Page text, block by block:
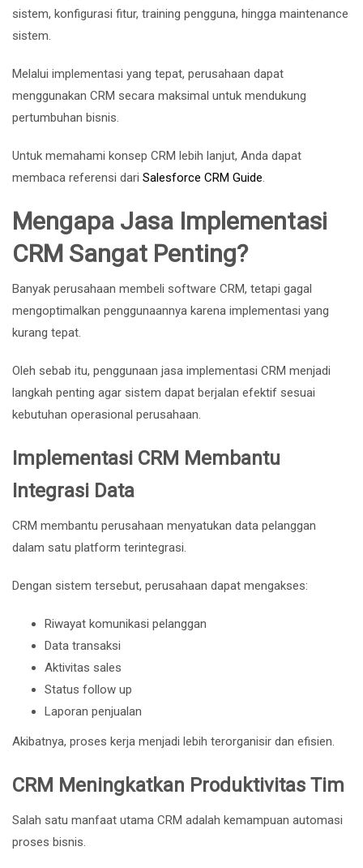
sistem, konfigurasi fitur, training pengguna, hingga maintenance
sistem.
Melalui implementasi yang tepat, perusahaan dapat
menggunakan CRM secara maksimal untuk mendukung
pertumbuhan bisnis.
Untuk memahami konsep CRM lebih lanjut, Anda dapat
membaca referensi dari Salesforce CRM Guide.
Mengapa Jasa Implementasi
CRM Sangat Penting?
Banyak perusahaan membeli software CRM, tetapi gagal
mengoptimalkan penggunaannya karena implementasi yang
kurang tepat.
Oleh sebab itu, penggunaan jasa implementasi CRM menjadi
langkah penting agar sistem dapat berjalan efektif sesuai
kebutuhan operasional perusahaan.
Implementasi CRM Membantu
Integrasi Data
CRM membantu perusahaan menyatukan data pelanggan
dalam satu platform terintegrasi.
Dengan sistem tersebut, perusahaan dapat mengakses:
Riwayat komunikasi pelanggan
Data transaksi
Aktivitas sales
Status follow up
Laporan penjualan
Akibatnya, proses kerja menjadi lebih terorganisir dan efisien.
CRM Meningkatkan Produktivitas Tim
Salah satu manfaat utama CRM adalah kemampuan automasi
proses bisnis.